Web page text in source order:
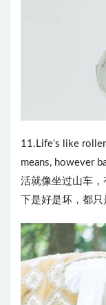
11.Life's like
means, however
活就像坐过山车
下是好是坏，都只